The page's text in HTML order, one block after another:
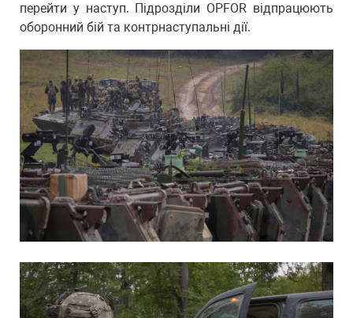
перейти у наступ. Підрозділи OPFOR відпрацюють
оборонний бій та контрнаступальні дії.